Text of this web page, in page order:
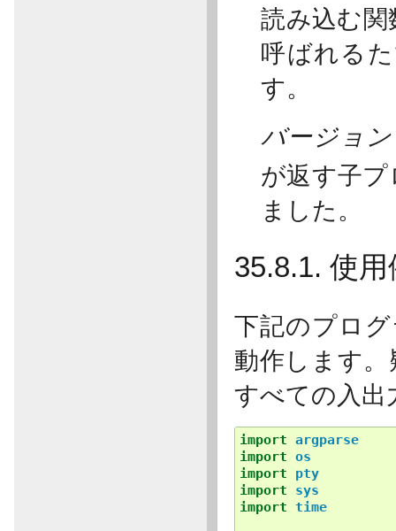
読み込む
呼ばれる
す。
バージョ
が返す子
ました。
35.8.1. 使用
下記のプロ
動作します
すべての入出
import argparse
import os
import
pty
import
sys
import time